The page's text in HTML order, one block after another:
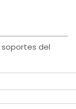
soportes del